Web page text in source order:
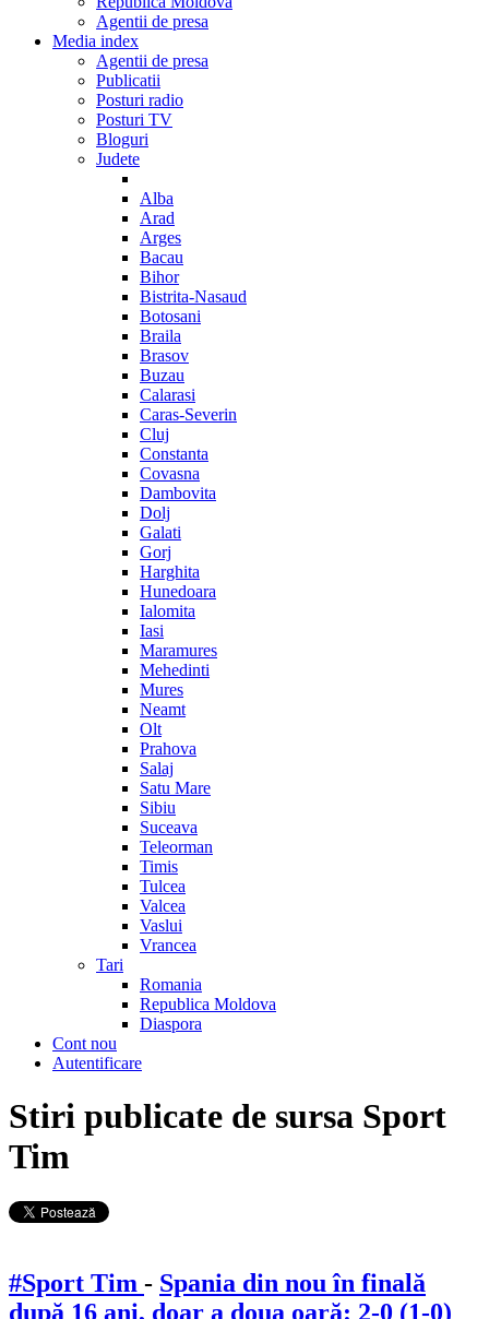
Agentii de presa
Media index
Agentii de presa
Publicatii
Posturi radio
Posturi TV
Bloguri
Judete
Alba
Arad
Arges
Bacau
Bihor
Bistrita-Nasaud
Botosani
Braila
Brasov
Buzau
Calarasi
Caras-Severin
Cluj
Constanta
Covasna
Dambovita
Dolj
Galati
Gorj
Harghita
Hunedoara
Ialomita
Iasi
Maramures
Mehedinti
Mures
Neamt
Olt
Prahova
Salaj
Satu Mare
Sibiu
Suceava
Teleorman
Timis
Tulcea
Valcea
Vaslui
Vrancea
Tari
Romania
Republica Moldova
Diaspora
Cont nou
Autentificare
Stiri publicate de sursa Sport
Tim
#Sport Tim - Spania din nou în finală
după 16 ani, doar a doua oară: 2-0 (1-0)